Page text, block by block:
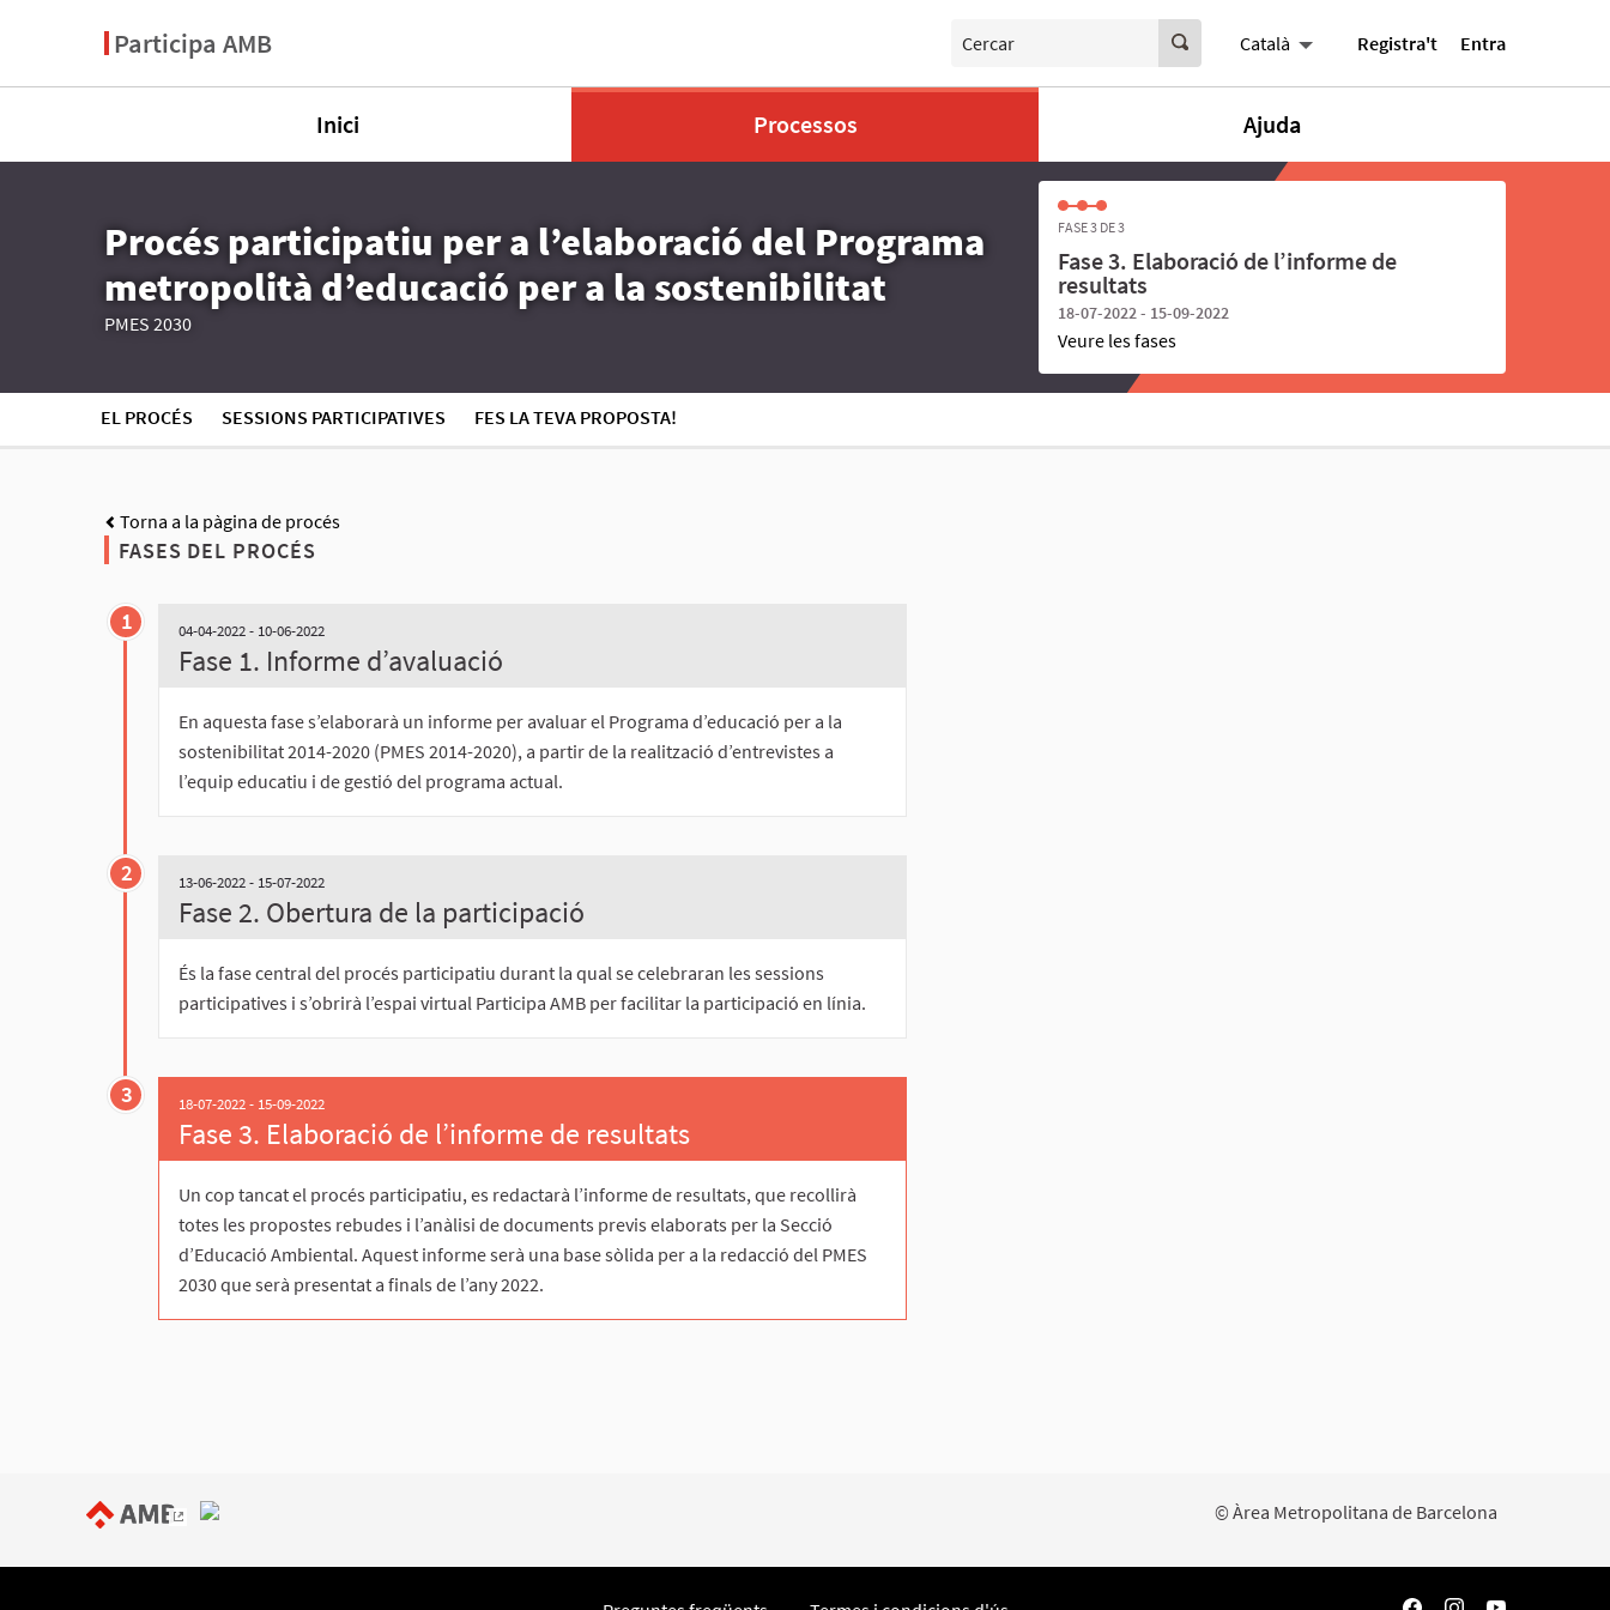
Participa AMB Cercar Català Registra't Entra
Inici Processos Ajuda
Procés participatiu per a l’elaboració del Programa
metropolità d’educació per a la sostenibilitat
PMES 2030
FASE 3 DE 3
Fase 3. Elaboració de l’informe de
resultats
18-07-2022 - 15-09-2022
Veure les fases
EL PROCÉS SESSIONS PARTICIPATIVES FES LA TEVA PROPOSTA!
Torna a la pàgina de procés
FASES DEL PROCÉS
1 04-04-2022 - 10-06-2022
Fase 1. Informe d’avaluació
En aquesta fase s’elaborarà un informe per avaluar el Programa d’educació per a la
sostenibilitat 2014-2020 (PMES 2014-2020), a partir de la realització d’entrevistes a
l’equip educatiu i de gestió del programa actual.
2 13-06-2022 - 15-07-2022
Fase 2. Obertura de la participació
És la fase central del procés participatiu durant la qual se celebraran les sessions
participatives i s’obrirà l’espai virtual Participa AMB per facilitar la participació en línia.
3 18-07-2022 - 15-09-2022
Fase 3. Elaboració de l’informe de resultats
Un cop tancat el procés participatiu, es redactarà l’informe de resultats, que recollirà
totes les propostes rebudes i l’anàlisi de documents previs elaborats per la Secció
d’Educació Ambiental. Aquest informe serà una base sòlida per a la redacció del PMES
2030 que serà presentat a finals de l’any 2022.
© Àrea Metropolitana de Barcelona